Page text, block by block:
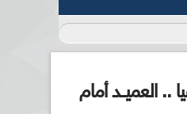
.. العميــد أمام